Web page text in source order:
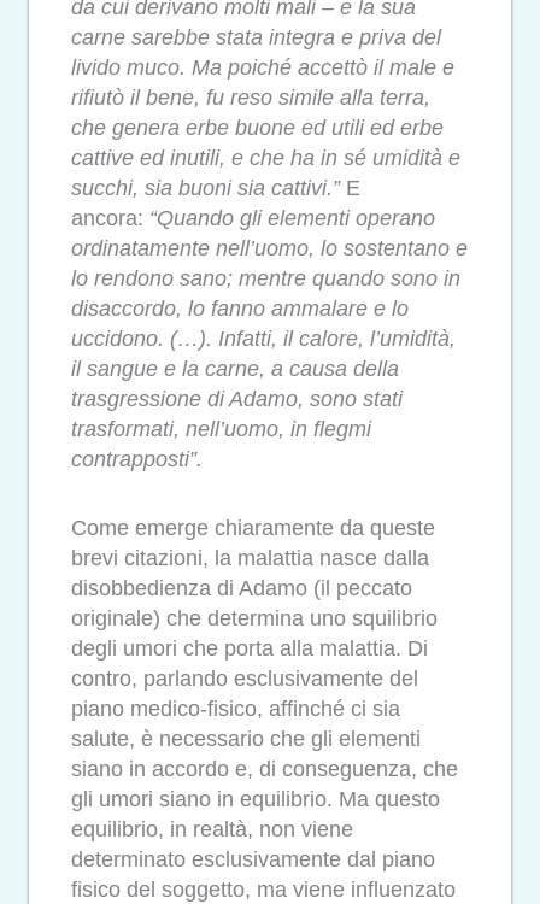
da cui derivano molti mali – e la sua
carne sarebbe stata integra e priva del
livido muco. Ma poiché accettò il male e
rifiutò il bene, fu reso simile alla terra,
che genera erbe buone ed utili ed erbe
cattive ed inutili, e che ha in sé umidità e
succhi, sia buoni sia cattivi.”E
ancora: “Quando gli elementi operano
ordinatamente nell’uomo, lo sostentano e
lo rendono sano; mentre quando sono in
disaccordo, lo fanno ammalare e lo
uccidono. (…). Infatti, il calore, l’umidità,
il sangue e la carne, a causa della
trasgressione di Adamo, sono stati
trasformati, nell’uomo, in flegmi
contrapposti”.
Come emerge chiaramente da queste
brevi citazioni, la malattia nasce dalla
disobbedienza di Adamo (il peccato
originale) che determina uno squilibrio
degli umori che porta alla malattia. Di
contro, parlando esclusivamente del
piano medico-fisico, affinché ci sia
salute, è necessario che gli elementi
siano in accordo e, di conseguenza, che
gli umori siano in equilibrio. Ma questo
equilibrio, in realtà, non viene
determinato esclusivamente dal piano
fisico del soggetto, ma viene influenzato